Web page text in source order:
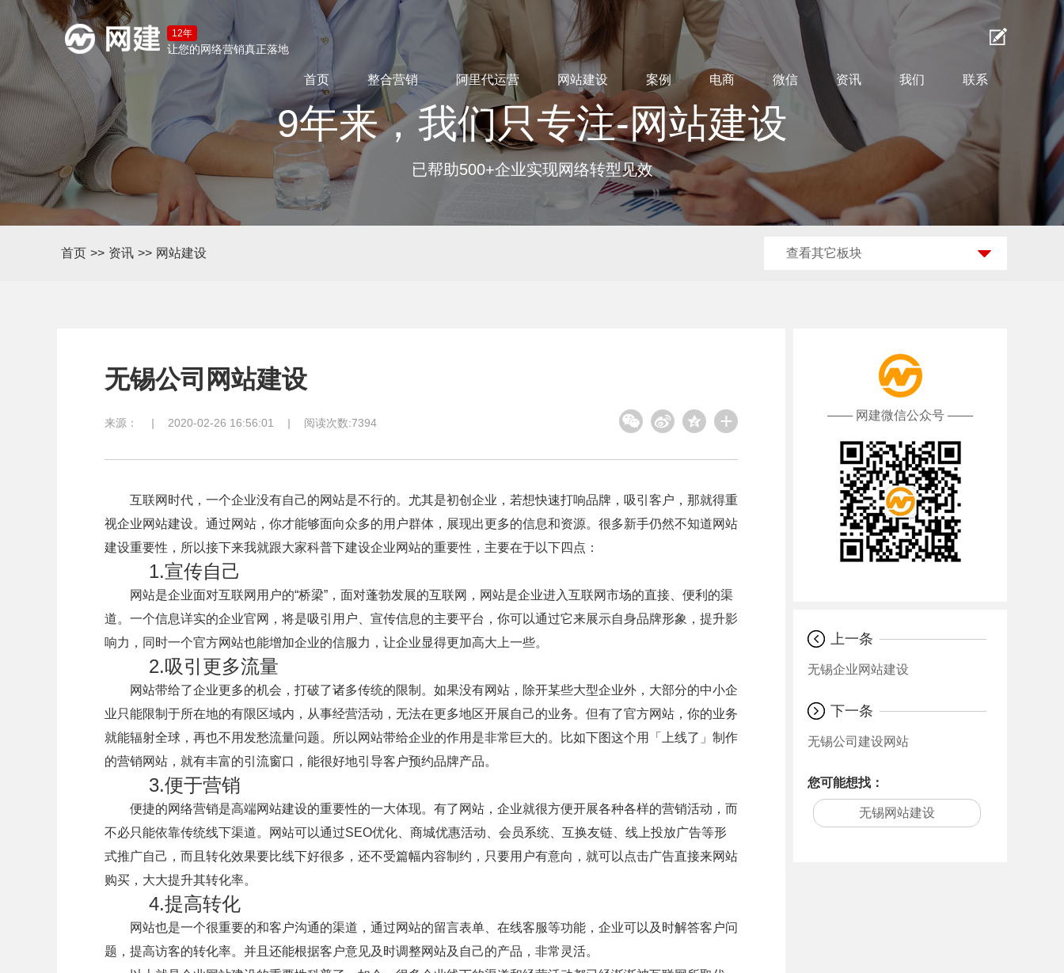
12年
让您的网络营销真正落地
首页 整合营销 阿里代运营 网站建设 案例 电商 微信 资讯 我们 联系
9年来，我们只专注-网站建设
已帮助500+企业实现网络转型见效
首页 >> 资讯 >> 网站建设 查看其它板块
无锡公司网站建设
来源： | 2020-02-26 16:56:01 | 阅读次数:7394
互联网时代，一个企业没有自己的网站是不行的。尤其是初创企业，若想快速打响品牌，吸引客户，那就得重
视企业网站建设。通过网站，你才能够面向众多的用户群体，展现出更多的信息和资源。很多新手仍然不知道网站
建设重要性，所以接下来我就跟大家科普下建设企业网站的重要性，主要在于以下四点：
1.宣传自己
网站是企业面对互联网用户的“桥梁”，面对蓬勃发展的互联网，网站是企业进入互联网市场的直接、便利的渠
道。一个信息详实的企业官网，将是吸引用户、宣传信息的主要平台，你可以通过它来展示自身品牌形象，提升影
响力，同时一个官方网站也能增加企业的信服力，让企业显得更加高大上一些。
2.吸引更多流量
网站带给了企业更多的机会，打破了诸多传统的限制。如果没有网站，除开某些大型企业外，大部分的中小企
业只能限制于所在地的有限区域内，从事经营活动，无法在更多地区开展自己的业务。但有了官方网站，你的业务
就能辐射全球，再也不用发愁流量问题。所以网站带给企业的作用是非常巨大的。比如下图这个用「上线了」制作
的营销网站，就有丰富的引流窗口，能很好地引导客户预约品牌产品。
3.便于营销
便捷的网络营销是高端网站建设的重要性的一大体现。有了网站，企业就很方便开展各种各样的营销活动，而
不必只能依靠传统线下渠道。网站可以通过SEO优化、商城优惠活动、会员系统、互换友链、线上投放广告等形
式推广自己，而且转化效果要比线下好很多，还不受篇幅内容制约，只要用户有意向，就可以点击广告直接来网站
购买，大大提升其转化率。
4.提高转化
网站也是一个很重要的和客户沟通的渠道，通过网站的留言表单、在线客服等功能，企业可以及时解答客户问
题，提高访客的转化率。并且还能根据客户意见及时调整网站及自己的产品，非常灵活。
—— 网建微信公众号 ——
上一条
无锡企业网站建设
下一条
无锡公司建设网站
您可能想找：
无锡网站建设